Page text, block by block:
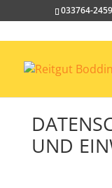
033764-
UND